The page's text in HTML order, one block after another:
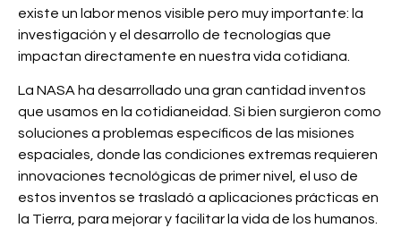
existe un labor menos visible pero muy importante: la
investigación y el desarrollo de tecnologías que
impactan directamente en nuestra vida cotidiana.
La NASA ha desarrollado una gran cantidad inventos
que usamos en la cotidianeidad. Si bien surgieron como
soluciones a problemas específicos de las misiones
espaciales, donde las condiciones extremas requieren
innovaciones tecnológicas de primer nivel, el uso de
estos inventos se trasladó a aplicaciones prácticas en
la Tierra, para mejorar y facilitar la vida de los humanos.